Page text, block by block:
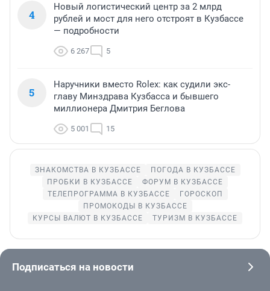
4
Новый логистический центр за 2 млрд
рублей и мост для него отстроят в Кузбассе
— подробности
6 267 5
5
Наручники вместо Rolex: как судили экс-
главу Минздрава Кузбасса и бывшего
миллионера Дмитрия Беглова
5 001 15
ЗНАКОМСТВА В КУЗБАССЕ
ПОГОДА В КУЗБАССЕ
ПРОБКИ В КУЗБАССЕ
ФОРУМ В КУЗБАССЕ
ТЕЛЕПРОГРАММА В КУЗБАССЕ
ГОРОСКОП
ПРОМОКОДЫ В КУЗБАССЕ
КУРСЫ ВАЛЮТ В КУЗБАССЕ
ТУРИЗМ В КУЗБАССЕ
Подписаться на новости